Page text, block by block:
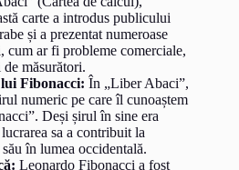
carte a introdus publicului
și a prezentat numeroase
cum ar fi probleme comerciale,
măsurători.
Fibonacci: În „Liber Abaci”,
numeric pe care îl cunoaștem
Deși șirul în sine era
sa a contribuit la
în lumea occidentală.
Leonardo Fibonacci a fost